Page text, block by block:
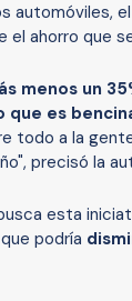
automóviles,
el ahorro que
menos un
que es
todo a la
precisó la
esta
podría